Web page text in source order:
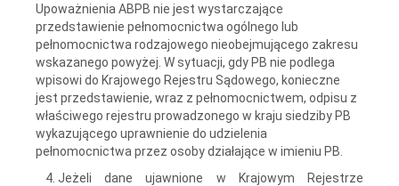
Upoważnienia ABPB nie jest wystarczające
przedstawienie pełnomocnictwa ogólnego lub
pełnomocnictwa rodzajowego nieobejmującego zakresu
wskazanego powyżej. W sytuacji, gdy PB nie podlega
wpisowi do Krajowego Rejestru Sądowego, konieczne
jest przedstawienie, wraz z pełnomocnictwem, odpisu z
właściwego rejestru prowadzonego w kraju siedziby PB
wykazującego uprawnienie do udzielenia
pełnomocnictwa przez osoby działające w imieniu PB.
Jeżeli dane ujawnione w Krajowym Rejestrze